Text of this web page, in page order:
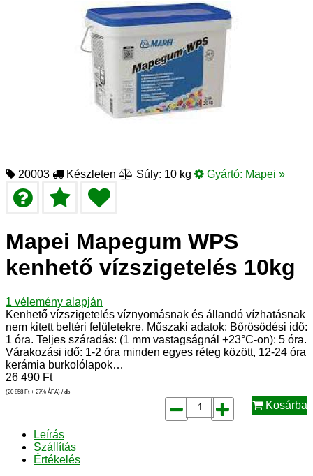
20003 Készleten Súly: 10 kg Gyártó: Mapei »
Mapei Mapegum WPS
kenhető vízszigetelés 10kg
1 vélemény alapján
Kenhető vízszigetelés víznyomásnak és állandó vízhatásnak
nem kitett beltéri felületekre. Műszaki adatok: Bőrösödési idő:
1 óra. Teljes száradás: (1 mm vastagságnál +23°C-on): 5 óra.
Várakozási idő: 1-2 óra minden egyes réteg között, 12-24 óra
kerámia burkolólapok…
26 490 Ft
(20 858 Ft + 27% ÁFA) / db
Kosárba
Leírás
Szállítás
Értékelés